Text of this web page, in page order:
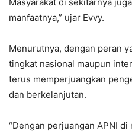
manfaatnya,” ujar Evvy.
Menurutnya, dengan peran
tingkat nasional maupun
terus memperjuangkan
dan berkelanjutan.
“Dengan perjuangan APNI